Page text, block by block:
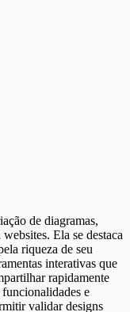
de diagramas,
Ela se destaca
riqueza de seu
interativas que
rapidamente
e
validar designs